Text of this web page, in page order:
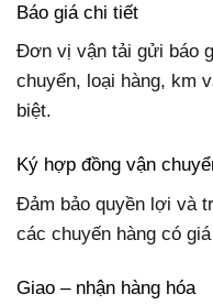
Báo giá chi tiết
Đơn vị vận tải gửi báo
chuyển, loại hàng, km
biệt.
Ký hợp đồng vận
Đảm bảo quyền lợi và
các chuyến hàng có
Giao – nhận hàng hóa